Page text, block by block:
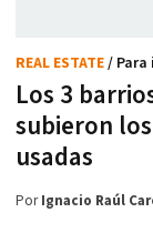
Los 3
subieron
usadas
REAL ESTATE/ Para
PorIgnacio Raúl